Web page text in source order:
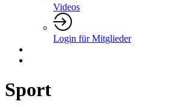
Videos
Login für Mitglieder
Sport